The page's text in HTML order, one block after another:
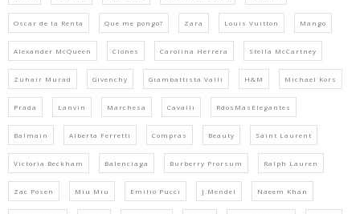
Oscar de la Renta Que me pongo? Zara Louis Vuitton Mango
Alexander McQueen Clones Carolina Herrera Stella McCartney
Zuhair Murad Givenchy Giambattista Valli H&M Michael Kors
Prada Lanvin Marchesa Cavalli RdosMasElegantes
Balmain Alberta Ferretti Compras Beauty Saint Laurent
Victoria Beckham Balenciaga Burberry Prorsum Ralph Lauren
Zac Posen Miu Miu Emilio Pucci J.Mendel Naeem Khan